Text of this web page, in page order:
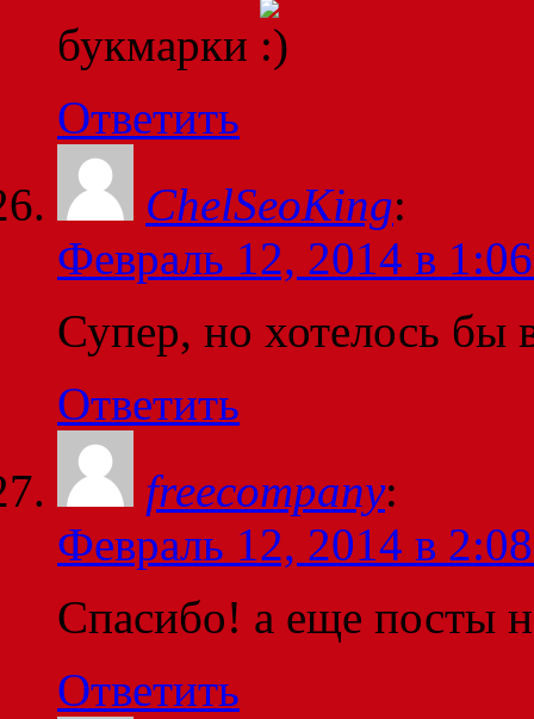
букмарки
Ответить
ChelSeoKing:
Февраль 12, 2014 в
Супер, но хотелось бы
Ответить
freecompany:
Февраль 12, 2014 в
Спасибо! а еще посты
Ответить